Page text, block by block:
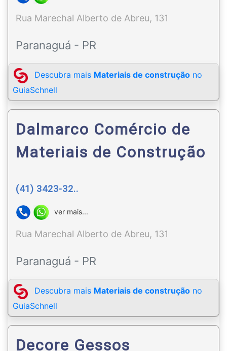
Rua Marechal Alberto de Abreu, 131
Paranaguá - PR
Descubra mais Materiais de construção no
GuiaSchnell
Dalmarco Comércio de
Materiais de Construção
(41) 3423-32..
ver mais...
Rua Marechal Alberto de Abreu, 131
Paranaguá - PR
Descubra mais Materiais de construção no
GuiaSchnell
Decore Gessos